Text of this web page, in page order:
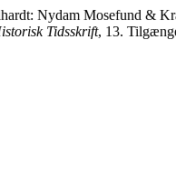
Nydam Mosefund &
Tidsskrift, 13.